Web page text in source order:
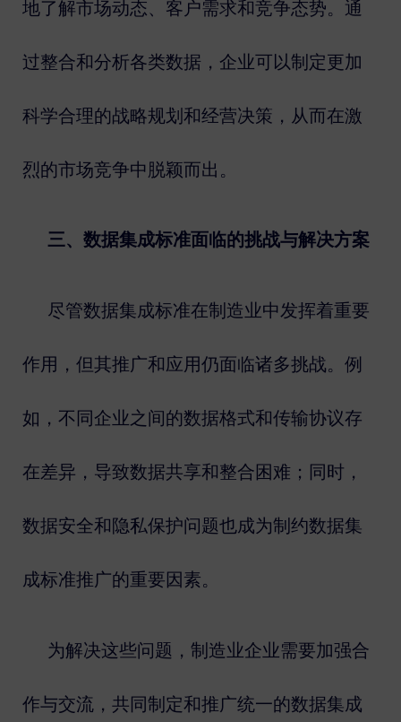
地了解市场动态、客户需求和竞争态势。通
过整合和分析各类数据，企业可以制定更加
科学合理的战略规划和经营决策，从而在激
烈的市场竞争中脱颖而出。
三、数据集成标准面临的挑战与解决方案
尽管数据集成标准在制造业中发挥着重要
作用，但其推广和应用仍面临诸多挑战。例
如，不同企业之间的数据格式和传输协议存
在差异，导致数据共享和整合困难；同时，
数据安全和隐私保护问题也成为制约数据集
成标准推广的重要因素。
为解决这些问题，制造业企业需要加强合
作与交流，共同制定和推广统一的数据集成